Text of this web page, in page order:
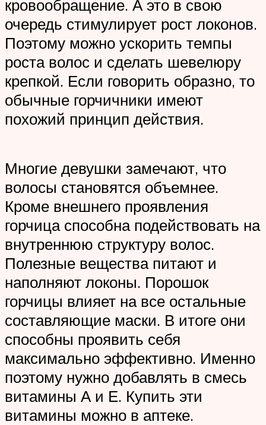
кровообращение. А это в свою
очередь стимулирует рост локонов.
Поэтому можно ускорить темпы
роста волос и сделать шевелюру
крепкой. Если говорить образно, то
обычные горчичники имеют
похожий принцип действия.
Многие девушки замечают, что
волосы становятся объемнее.
Кроме внешнего проявления
горчица способна подействовать на
внутреннюю структуру волос.
Полезные вещества питают и
наполняют локоны. Порошок
горчицы влияет на все остальные
составляющие маски. В итоге они
способны проявить себя
максимально эффективно. Именно
поэтому нужно добавлять в смесь
витамины А и Е. Купить эти
витамины можно в аптеке.